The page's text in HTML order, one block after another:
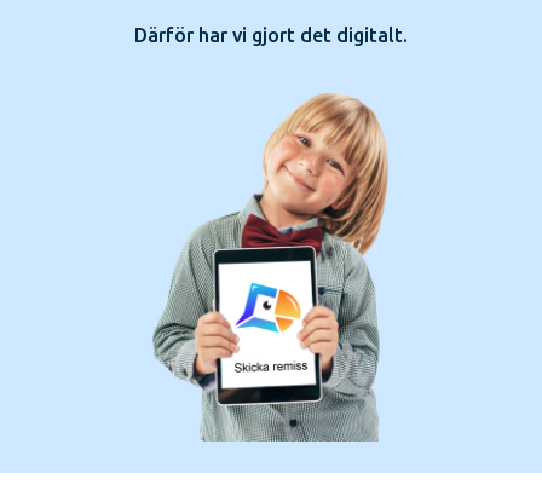
Därför har vi gjort det digitalt.